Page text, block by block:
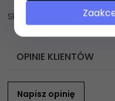
Skład: 100% poliester
OPINIE KLIENTÓW
Napisz opinię